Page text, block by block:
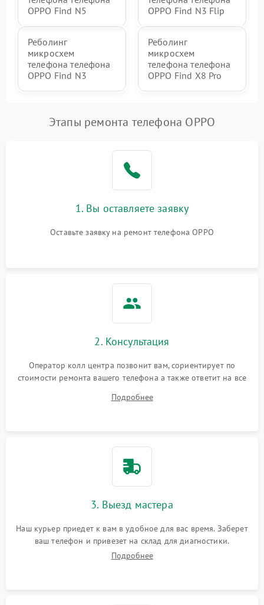
OPPO Find N5
OPPO Find N3 Flip
Реболинг
микросхем
телефона телефона
OPPO Find N3
Реболинг
микросхем
телефона телефона
OPPO Find X8 Pro
Этапы ремонта телефона OPPO
1. Вы оставляете заявку
Оставьте заявку на ремонт телефона OPPO
2. Консультация
Оператор колл центра позвонит вам, сориентирует по
стоимости ремонта вашего телефона а также ответит на все
Подробнее
3. Выезд мастера
Наш курьер приедет к вам в удобное для вас время. Заберет
ваш телефон и привезет на склад для диагностики.
Подробнее